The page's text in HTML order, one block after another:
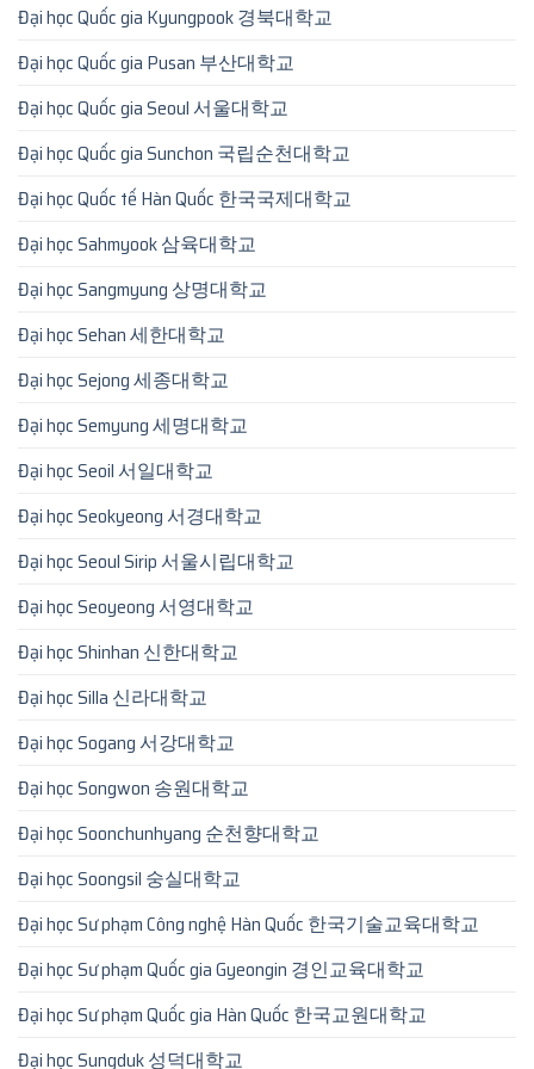
Đại học Quốc gia Kyungpook 경북대학교
Đại học Quốc gia Pusan 부산대학교
Đại học Quốc gia Seoul 서울대학교
Đại học Quốc gia Sunchon 국립순천대학교
Đại học Quốc tế Hàn Quốc 한국국제대학교
Đại học Sahmyook 삼육대학교
Đại học Sangmyung 상명대학교
Đại học Sehan 세한대학교
Đại học Sejong 세종대학교
Đại học Semyung 세명대학교
Đại học Seoil 서일대학교
Đại học Seokyeong 서경대학교
Đại học Seoul Sirip 서울시립대학교
Đại học Seoyeong 서영대학교
Đại học Shinhan 신한대학교
Đại học Silla 신라대학교
Đại học Sogang 서강대학교
Đại học Songwon 송원대학교
Đại học Soonchunhyang 순천향대학교
Đại học Soongsil 숭실대학교
Đại học Sư phạm Công nghệ Hàn Quốc 한국기술교육대학교
Đại học Sư phạm Quốc gia Gyeongin 경인교육대학교
Đại học Sư phạm Quốc gia Hàn Quốc 한국교원대학교
Đại học Sungduk 성덕대학교